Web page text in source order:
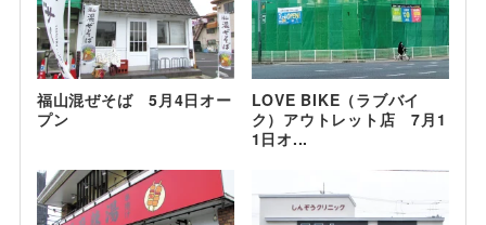
福山混ぜそば 5月4日オー
プン
LOVE BIKE（ラブバイ
ク）アウトレット店 7月1
1日オ...